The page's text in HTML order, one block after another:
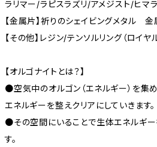
ラリマー/ラピスラズリ/アメジスト/ヒマ
【金属片】祈りのシェイビングメタル
【その他】レジン/テンソルリング（ロイ
【オルゴナイトとは？】
●空気中のオルゴン（エネルギー）を集
エネルギーを整えクリアにしていきます。
●その空間にいることで生体エネルギー
す。